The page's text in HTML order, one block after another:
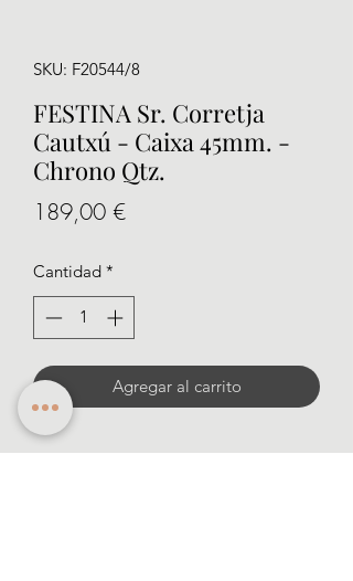
SKU: F20544/8
FESTINA Sr. Corretja
Cautxú - Caixa 45mm. -
Chrono Qtz.
189,00 €Precio
Cantidad *
Agregar al carrito